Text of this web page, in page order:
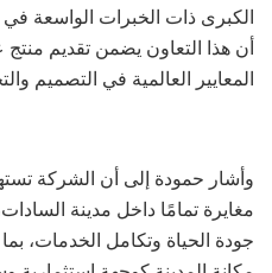
الكبرى ذات الخبرات الواسعة
أن هذا التعاون يضمن تقديم
المعايير العالمية في التصميم
وأشار حمودة إلى أن الشركة
مغايرة تمامًا داخل مدينة
جودة الحياة وتكامل الخدمات،